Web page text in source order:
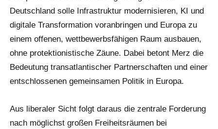
Deutschland solle Infrastruktur modernisieren, KI und
digitale Transformation voranbringen und Europa zu
einem offenen, wettbewerbsfähigen Raum ausbauen,
ohne protektionistische Zäune. Dabei betont Merz die
Bedeutung transatlantischer Partnerschaften und einer
entschlossenen gemeinsamen Politik in Europa.
Aus liberaler Sicht folgt daraus die zentrale Forderung
nach möglichst großen Freiheitsräumen bei